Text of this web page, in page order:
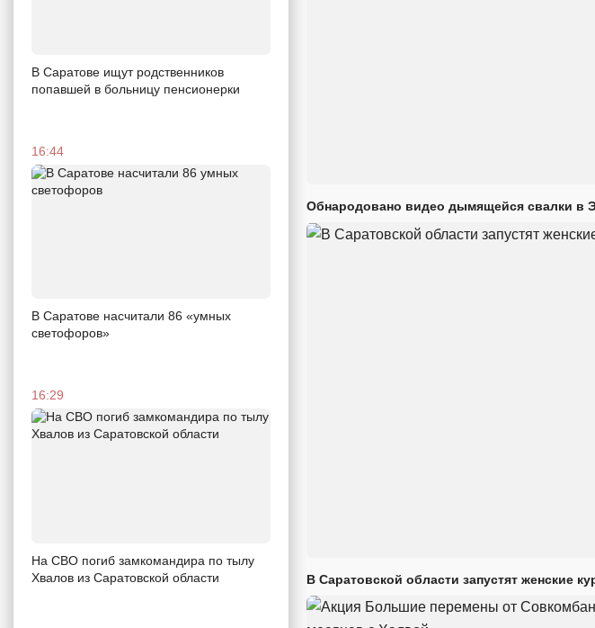
В Саратове ищут родственников
попавшей в больницу пенсионерки
16:44
В Саратове насчитали 86 «умных
светофоров»
16:29
На СВО погиб замкомандира по тылу
Хвалов из Саратовской области
Обнародовано видео дымящейся свалки в
В Саратовской области запустят женские